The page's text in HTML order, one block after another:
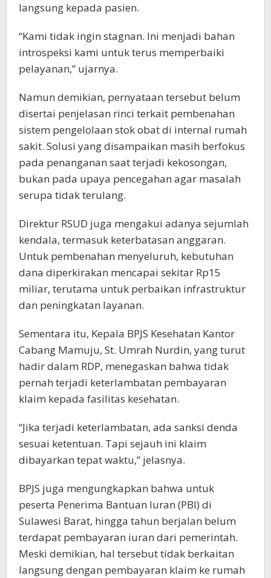
langsung kepada pasien.
“Kami tidak ingin stagnan. Ini menjadi bahan
introspeksi kami untuk terus memperbaiki
pelayanan,” ujarnya.
Namun demikian, pernyataan tersebut belum
disertai penjelasan rinci terkait pembenahan
sistem pengelolaan stok obat di internal rumah
sakit. Solusi yang disampaikan masih berfokus
pada penanganan saat terjadi kekosongan,
bukan pada upaya pencegahan agar masalah
serupa tidak terulang.
Direktur RSUD juga mengakui adanya sejumlah
kendala, termasuk keterbatasan anggaran.
Untuk pembenahan menyeluruh, kebutuhan
dana diperkirakan mencapai sekitar Rp15
miliar, terutama untuk perbaikan infrastruktur
dan peningkatan layanan.
Sementara itu, Kepala BPJS Kesehatan Kantor
Cabang Mamuju, St. Umrah Nurdin, yang turut
hadir dalam RDP, menegaskan bahwa tidak
pernah terjadi keterlambatan pembayaran
klaim kepada fasilitas kesehatan.
“Jika terjadi keterlambatan, ada sanksi denda
sesuai ketentuan. Tapi sejauh ini klaim
dibayarkan tepat waktu,” jelasnya.
BPJS juga mengungkapkan bahwa untuk
peserta Penerima Bantuan Iuran (PBI) di
Sulawesi Barat, hingga tahun berjalan belum
terdapat pembayaran iuran dari pemerintah.
Meski demikian, hal tersebut tidak berkaitan
langsung dengan pembayaran klaim ke rumah